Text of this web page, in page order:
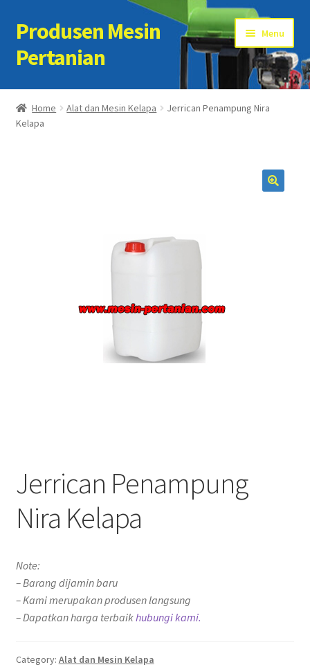
Skip
to
navigation
Skip
to
content
Produsen Mesin
Pertanian
Menu
Home
Artikel
Home Alat dan Mesin Kelapa
Jerrican Penampung Nira
Kelapa
Jerrican Penampung
Nira Kelapa
Note:
– Barang dijamin baru
– Kami merupakan produsen langsung
– Dapatkan harga terbaikhubungi kami.
Category: Alat dan Mesin Kelapa